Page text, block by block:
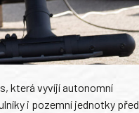
která vyvíjí autonomní
i pozemní jednotky před